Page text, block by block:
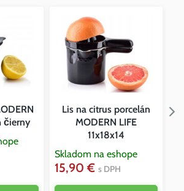
čierny
Lis na citrus porcelán
MODERN LIFE
11x18x14
Skladom na eshope
15,90 € s DPH